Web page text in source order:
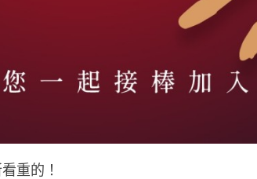
重的！